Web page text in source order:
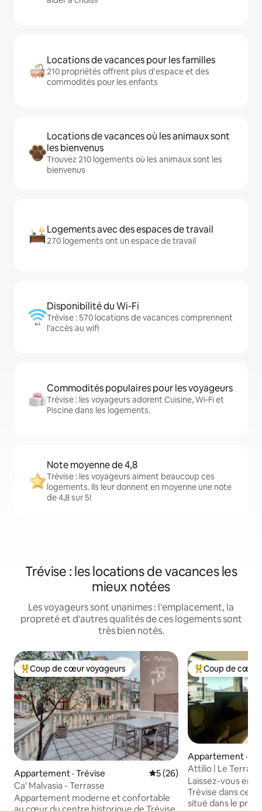
Locations de vacances pour les familles
210 propriétés offrent plus d'espace et des
commodités pour les enfants
Locations de vacances où les animaux sont
les bienvenus
Trouvez 210 logements où les animaux sont les
bienvenus
Logements avec des espaces de travail
270 logements ont un espace de travail
Disponibilité du Wi-Fi
Trévise : 570 locations de vacances comprennent
l'accès au wifi
Commodités populaires pour les voyageurs
Trévise : les voyageurs adorent Cuisine, Wi-Fi et
Piscine dans les logements.
Note moyenne de 4,8
Trévise : les voyageurs aiment beaucoup ces
logements. Ils leur donnent en moyenne une note
de 4,8 sur 5!
Trévise : les locations de vacances les
mieux notées
Les voyageurs sont unanimes : l'emplacement, la
propreté et d'autres qualités de ces logements sont
très bien notés.
Coup de cœur voyageurs parmi les plus aimés
Coup de cœur voyageurs
Appartement · Trévise Note moyenne de 5 sur 5,
5 (26)
Ca' Malvasia - Terrasse
Appartement moderne et confortable
Coup de cœur
Coup de cœur
Appartement ·
Attilio | Le
Tomaso | Venise
Laissez-vous
Trévise dans cet
situé dans le